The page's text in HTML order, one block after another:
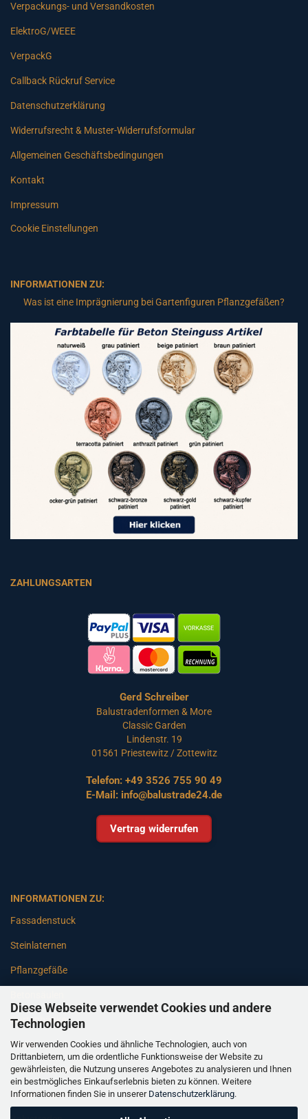
Diese Webseite verwendet Cookies und andere
Technologien
Wir verwenden Cookies und ähnliche Technologien, auch von
Drittanbietern, um die ordentliche Funktionsweise der Website zu
gewährleisten, die Nutzung unseres Angebotes zu analysieren und Ihnen
ein bestmögliches Einkaufserlebnis bieten zu können. Weitere
Informationen finden Sie in unserer Datenschutzerklärung.
Verpackungs- und Versandkosten
ElektroG/WEEE
VerpackG
Callback Rückruf Service
Datenschutzerklärung
Widerrufsrecht & Muster-Widerrufsformular
Allgemeinen Geschäftsbedingungen
Kontakt
Impressum
Cookie Einstellungen
INFORMATIONEN ZU:
Was ist eine Imprägnierung bei Gartenfiguren Pflanzgefäßen?
ZAHLUNGSARTEN
Gerd Schreiber
Balustradenformen & More
Classic Garden
Lindenstr. 19
01561 Priestewitz / Zottewitz
Telefon: +49 3526 755 90 49
E-Mail: info@balustrade24.de
Vertrag widerrufen
INFORMATIONEN ZU:
Fassadenstuck
Steinlaternen
Pflanzgefäße
Gartenbänke
Pfeiler
Gartenbrunnen
Gartenfiguren